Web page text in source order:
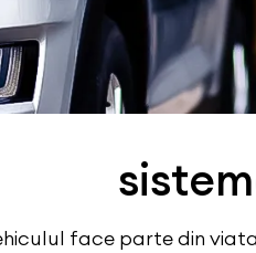
face parte din